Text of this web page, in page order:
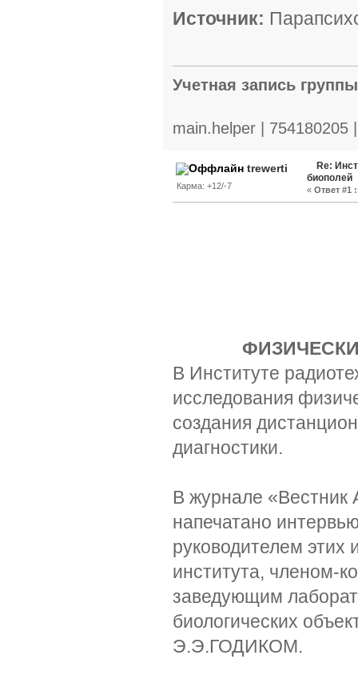
Источник:
Учетная запись
main.helper |
trewerti
Карма: +12/-7
Re:
биополей
« Ответ #1 :
В Институте
исследования
создания
диагностики.
В журнале
напечатано
руководителем
института,
заведующим
биологических
Э.Э.ГОДИКОМ.